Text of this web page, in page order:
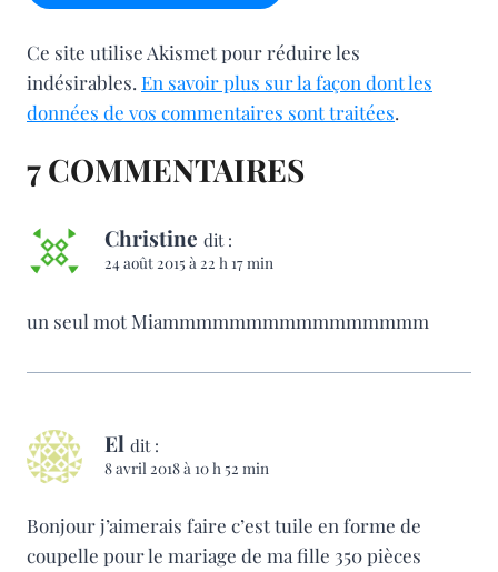
Ce site utilise Akismet pour réduire les
indésirables. En savoir plus sur la façon dont les
données de vos commentaires sont traitées.
7 COMMENTAIRES
Christine dit :
24 août 2015 à 22 h 17 min
un seul mot Miammmmmmmmmmmmmmmm
El dit :
8 avril 2018 à 10 h 52 min
Bonjour j’aimerais faire c’est tuile en forme de
coupelle pour le mariage de ma fille 350 pièces